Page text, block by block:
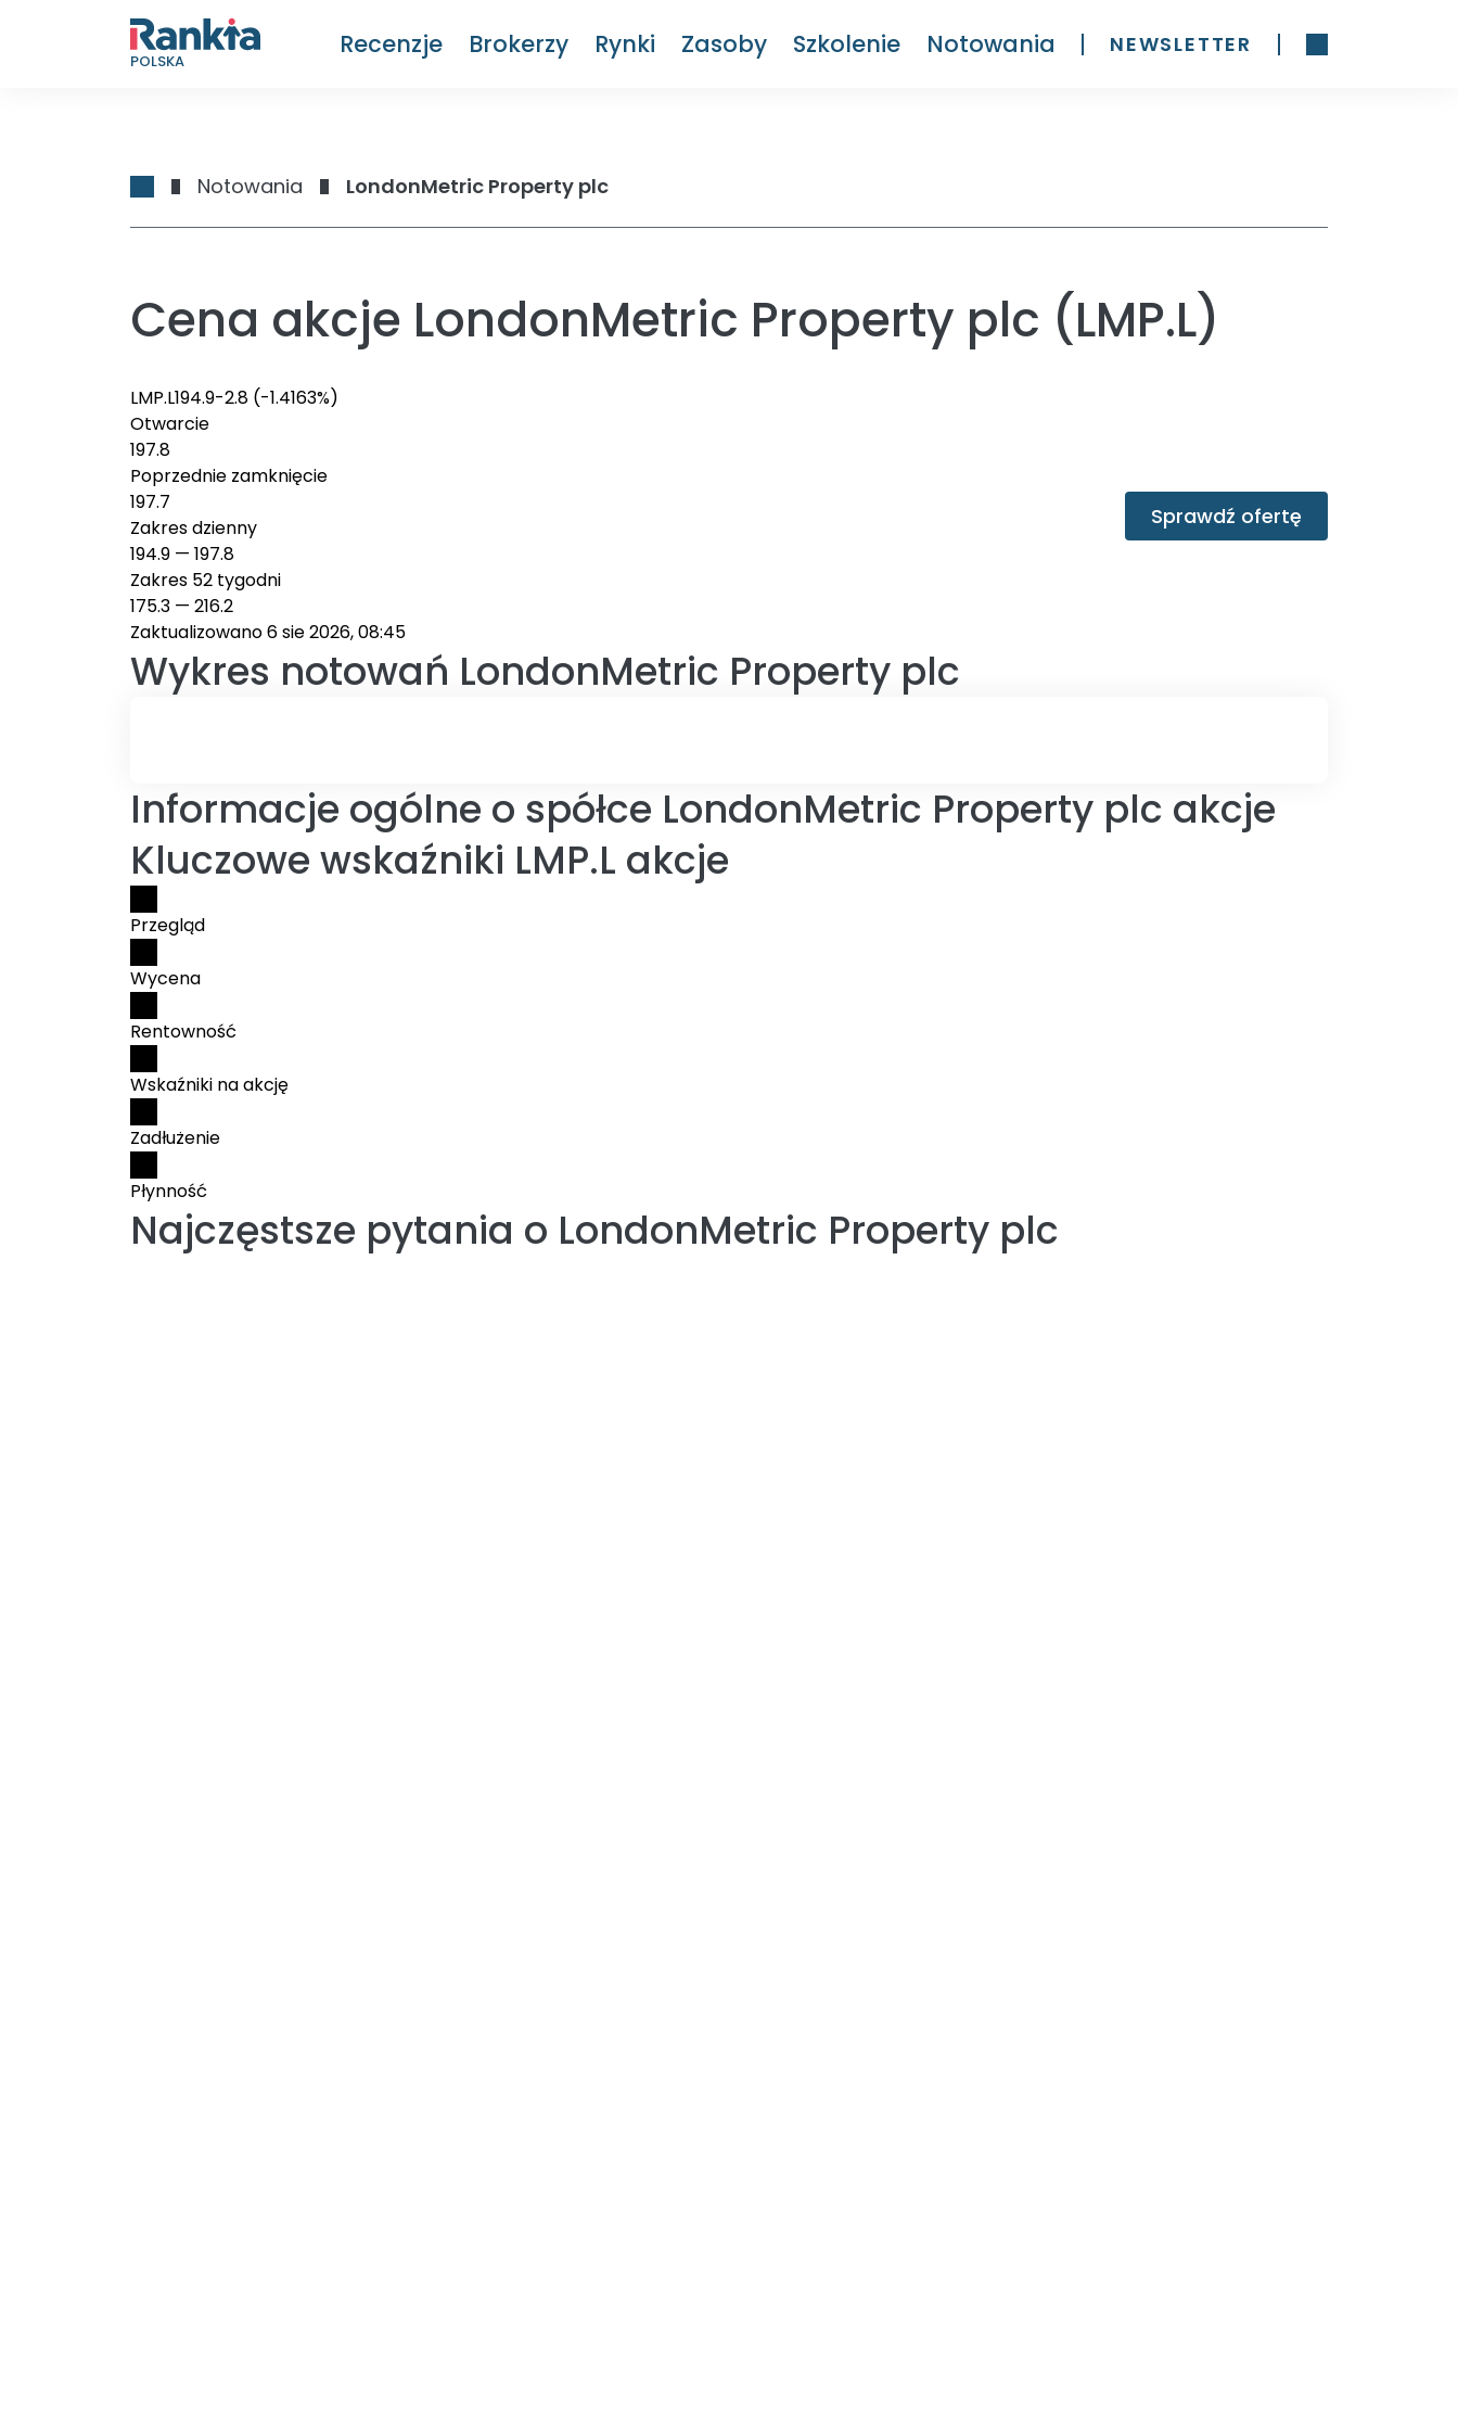
POLSKA
Recenzje Brokerzy Rynki Zasoby Szkolenie Notowania NEWSLETTER
Notowania LondonMetric Property plc
Cena akcje LondonMetric Property plc (LMP.L)
LMP.L194.9-2.8 (-1.4163%)
Otwarcie
197.8
Poprzednie zamknięcie
197.7
Zakres dzienny
194.9 — 197.8
Zakres 52 tygodni
175.3 — 216.2
Zaktualizowano 6 sie 2026, 08:45
Sprawdź ofertę
Wykres notowań LondonMetric Property plc
Informacje ogólne o spółce LondonMetric Property plc akcje
Kluczowe wskaźniki LMP.L akcje
Przegląd
Wycena
Rentowność
Wskaźniki na akcję
Zadłużenie
Płynność
Najczęstsze pytania o LondonMetric Property plc